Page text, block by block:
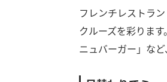
フレンチレストラ
クルーズを彩りま
ニュバーガー」な